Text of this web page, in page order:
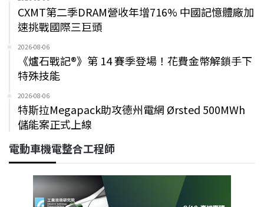
CXMT第二季DRAM營收年增716% 中國記憶體廠加
速挑戰國際三巨頭
2026-08-06
《爐石戰記®》第 14 賽季登場！花費金幣解鎖手下
特殊技能
2026-08-06
特斯拉Megapack助攻德州電網 Ørsted 500MWh
儲能案正式上線
電動車機電整合工程師